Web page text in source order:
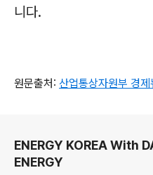
니다.
원문출처: 산업통상자원부 경제
ENERGY KOREA With
ENERGY